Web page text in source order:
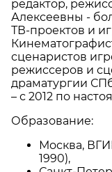
редактор,
Алексеевны -
ТВ-проектов и
сценаристов
режиссеров и
драматургии
– с 2012 по
Образование:
Москва,
1990),